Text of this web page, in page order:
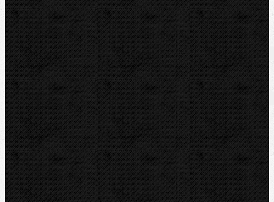
Zařazení
Elektrické
Elektrické / Ohýbací segmenty CBC
Komentáře
Přidat komentář
Sortiment